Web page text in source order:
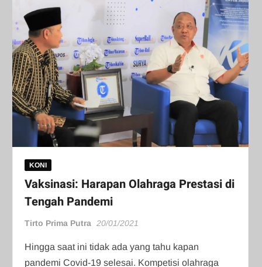
KONI
Vaksinasi: Harapan Olahraga Prestasi di
Tengah Pandemi
Tirto Prima Putra 20/01/2021
Hingga saat ini tidak ada yang tahu kapan
pandemi Covid-19 selesai. Kompetisi olahraga